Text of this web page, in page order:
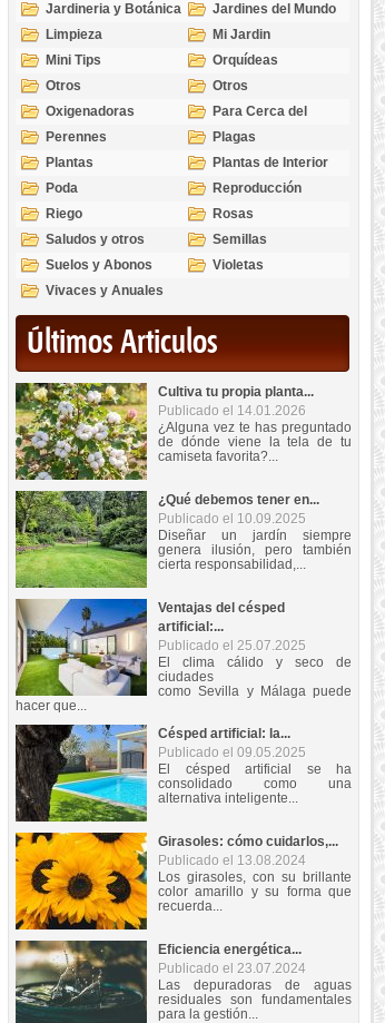
Jardineria y Botánica
Jardines del Mundo
Limpieza
Mi Jardin
Mini Tips
Orquídeas
Otros
Otros
Oxigenadoras
Para Cerca del
Estanque
Perennes
Plagas
Plantas
Plantas de Interior
Poda
Reproducción
Riego
Rosas
Saludos y otros
temas
Semillas
Suelos y Abonos
Violetas
Vivaces y Anuales
Últimos Articulos
Cultiva tu propia planta...
Publicado el 14.01.2026
¿Alguna vez te has preguntado
de dónde viene la tela de tu
camiseta favorita?...
¿Qué debemos tener en...
Publicado el 10.09.2025
Diseñar un jardín siempre
genera ilusión, pero también
cierta responsabilidad,...
Ventajas del césped
artificial:...
Publicado el 25.07.2025
El clima cálido y seco de
ciudades
como Sevilla y Málaga puede
hacer que...
Césped artificial: la...
Publicado el 09.05.2025
El césped artificial se ha
consolidado como una
alternativa inteligente...
Girasoles: cómo cuidarlos,...
Publicado el 13.08.2024
Los girasoles, con su brillante
color amarillo y su forma que
recuerda...
Eficiencia energética...
Publicado el 23.07.2024
Las depuradoras de aguas
residuales son fundamentales
para la gestión...